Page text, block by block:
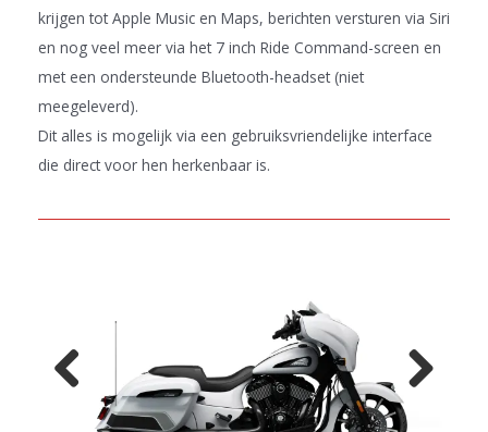
krijgen tot Apple Music en Maps, berichten versturen via Siri
en nog veel meer via het 7 inch Ride Command-screen en
met een ondersteunde Bluetooth-headset (niet
meegeleverd).
Dit alles is mogelijk via een gebruiksvriendelijke interface
die direct voor hen herkenbaar is.
Next